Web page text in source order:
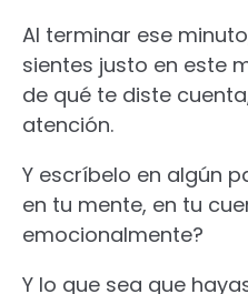
Al terminar ese
sientes justo en este
de qué te diste
atención.
Y escríbelo en algún
en tu mente, en tu
emocionalmente?
Y lo que sea que